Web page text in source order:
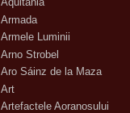
Armada
Armele Luminii
Arno Strobel
Aro Sáinz de la Maza
Art
Artefactele Aoranosului